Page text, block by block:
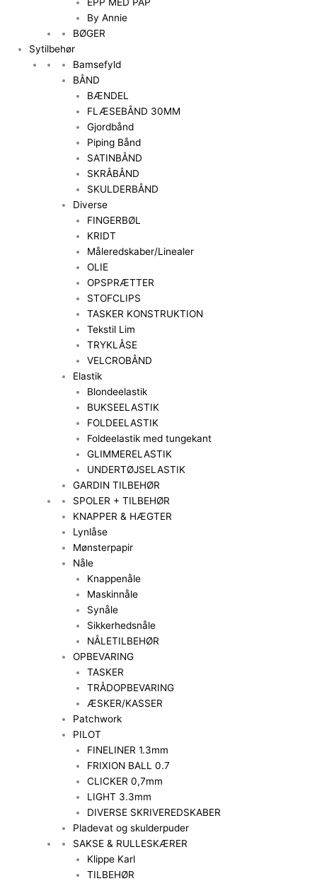
By Annie
BØGER
Sytilbehør
Bamsefyld
BÅND
BÆNDEL
FLÆSEBÅND 30MM
Gjordbånd
Piping Bånd
SATINBÅND
SKRÅBÅND
SKULDERBÅND
Diverse
FINGERBØL
KRIDT
Måleredskaber/Linealer
OLIE
OPSPRÆTTER
STOFCLIPS
TASKER KONSTRUKTION
Tekstil Lim
TRYKLÅSE
VELCROBÅND
Elastik
Blondeelastik
BUKSEELASTIK
FOLDEELASTIK
Foldeelastik med tungekant
GLIMMERELASTIK
UNDERTØJSELASTIK
GARDIN TILBEHØR
SPOLER + TILBEHØR
KNAPPER & HÆGTER
Lynlåse
Mønsterpapir
Nåle
Knappenåle
Maskinnåle
Synåle
Sikkerhedsnåle
NÅLETILBEHØR
OPBEVARING
TASKER
TRÅDOPBEVARING
ÆSKER/KASSER
Patchwork
PILOT
FINELINER 1.3mm
FRIXION BALL 0.7
CLICKER 0,7mm
LIGHT 3.3mm
DIVERSE SKRIVEREDSKABER
Pladevat og skulderpuder
SAKSE & RULLESKÆRER
Klippe Karl
TILBEHØR